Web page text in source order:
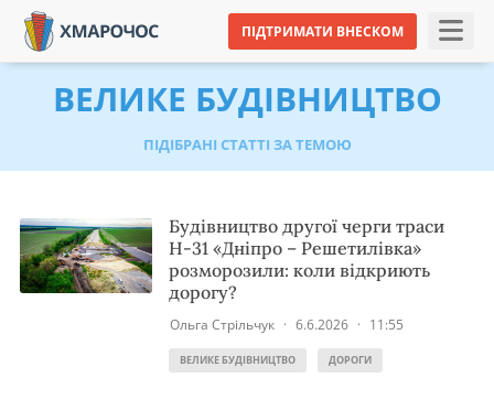
ПІДТРИМАТИ ВНЕСКОМ
ВЕЛИКЕ БУДІВНИЦТВО
ПІДІБРАНІ СТАТТІ ЗА ТЕМОЮ
Будівництво другої черги траси
Н-31 «Дніпро – Решетилівка»
розморозили: коли відкриють
дорогу?
Ольга Стрільчук · 6.6.2026 · 11:55
ВЕЛИКЕ БУДІВНИЦТВО ДОРОГИ